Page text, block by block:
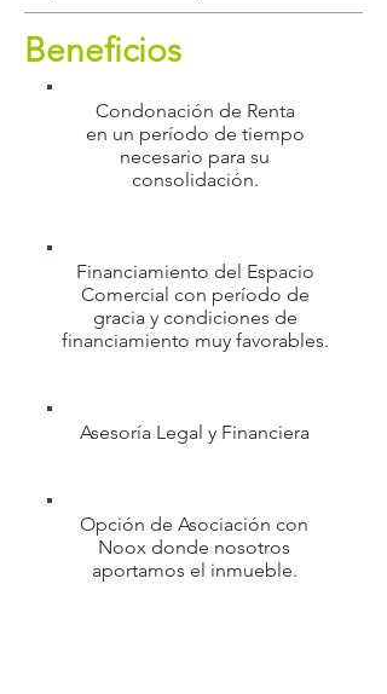
Beneficios
Condonación de Renta
en un período de tiempo
necesario para su
consolidación.
Financiamiento del Espacio
Comercial con período de
gracia y condiciones de
financiamiento muy favorables.
Asesoría Legal y Financiera
Opción de Asociación con
Noox donde nosotros
aportamos el inmueble.